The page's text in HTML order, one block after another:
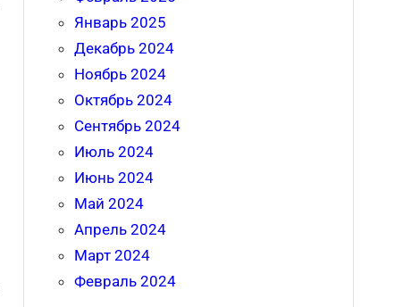
Январь 2025
Декабрь 2024
Ноябрь 2024
Октябрь 2024
Сентябрь 2024
Июль 2024
Июнь 2024
Май 2024
Апрель 2024
Март 2024
Февраль 2024